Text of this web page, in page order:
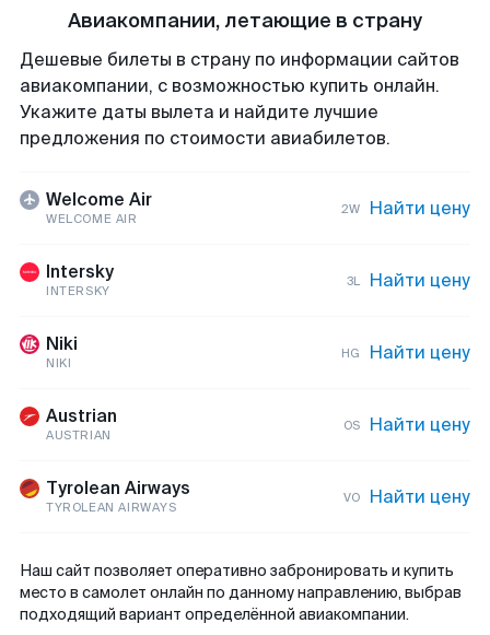
Авиакомпании, летающие в страну
Дешевые билеты в страну по информации сайтов
авиакомпании, с возможностью купить онлайн.
Укажите даты вылета и найдите лучшие
предложения по стоимости авиабилетов.
Welcome Air
WELCOME AIR
2W Найти цену
Intersky
INTERSKY
3L Найти цену
Niki
NIKI
HG Найти цену
Austrian
AUSTRIAN
OS Найти цену
Tyrolean Airways
TYROLEAN AIRWAYS
VO Найти цену
Наш сайт позволяет оперативно забронировать и купить
место в самолет онлайн по данному направлению, выбрав
подходящий вариант определённой авиакомпании.